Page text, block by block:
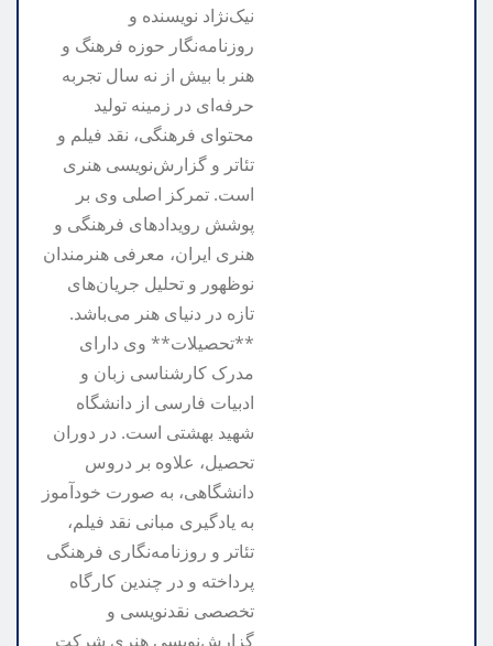
نیک‌نژاد نویسنده و
روزنامه‌نگار حوزه فرهنگ و
هنر با بیش از نه سال تجربه
حرفه‌ای در زمینه تولید
محتوای فرهنگی، نقد فیلم و
تئاتر و گزارش‌نویسی هنری
است. تمرکز اصلی وی بر
پوشش رویدادهای فرهنگی و
هنری ایران، معرفی هنرمندان
نوظهور و تحلیل جریان‌های
تازه در دنیای هنر می‌باشد.
**تحصیلات** وی دارای
مدرک کارشناسی زبان و
ادبیات فارسی از دانشگاه
شهید بهشتی است. در دوران
تحصیل، علاوه بر دروس
دانشگاهی، به صورت خودآموز
به یادگیری مبانی نقد فیلم،
تئاتر و روزنامه‌نگاری فرهنگی
پرداخته و در چندین کارگاه
تخصصی نقدنویسی و
گزارش‌نویسی هنری شرکت